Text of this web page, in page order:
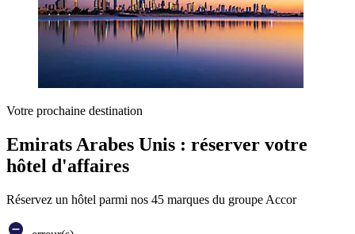
Votre prochaine destination
Emirats Arabes Unis : réserver votre
hôtel d'affaires
Réservez un hôtel parmi nos 45 marques du groupe Accor